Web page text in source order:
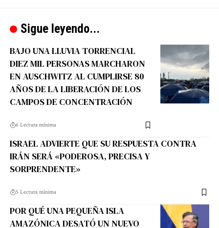
Sigue leyendo...
BAJO UNA LLUVIA TORRENCIAL
DIEZ MIL PERSONAS MARCHARON
EN AUSCHWITZ AL CUMPLIRSE 80
AÑOS DE LA LIBERACIÓN DE LOS
CAMPOS DE CONCENTRACIÓN
6 Lectura mínima
ISRAEL ADVIERTE QUE SU RESPUESTA CONTRA
IRÁN SERÁ «PODEROSA, PRECISA Y
SORPRENDENTE»
5 Lectura mínima
POR QUÉ UNA PEQUEÑA ISLA
AMAZÓNICA DESATÓ UN NUEVO